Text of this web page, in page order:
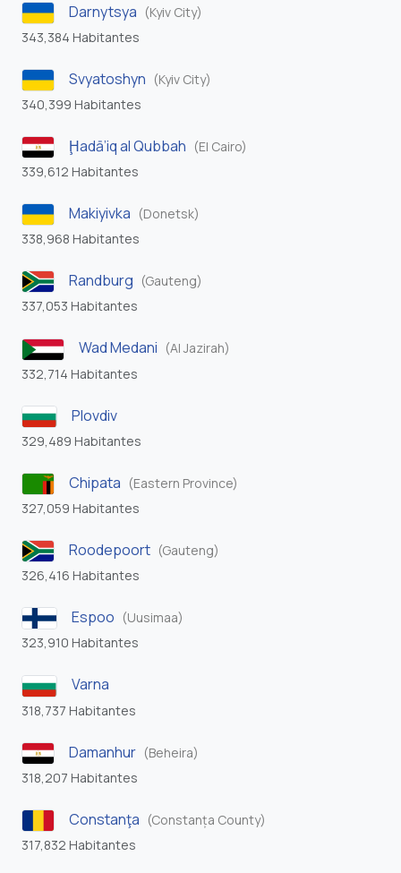
Darnytsya (Kyiv City)
343,384 Habitantes
Svyatoshyn (Kyiv City)
340,399 Habitantes
Ḩadā’iq al Qubbah (El Cairo)
339,612 Habitantes
Makiyivka (Donetsk)
338,968 Habitantes
Randburg (Gauteng)
337,053 Habitantes
Wad Medani (Al Jazirah)
332,714 Habitantes
Plovdiv
329,489 Habitantes
Chipata (Eastern Province)
327,059 Habitantes
Roodepoort (Gauteng)
326,416 Habitantes
Espoo (Uusimaa)
323,910 Habitantes
Varna
318,737 Habitantes
Damanhur (Beheira)
318,207 Habitantes
Constanţa (Constanța County)
317,832 Habitantes